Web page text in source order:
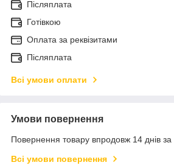
Післяплата
Готівкою
Оплата за реквізитами
Післяплата
Всі умови оплати
Умови повернення
Повернення товару впродовж 14 днів за
Всі умови повернення